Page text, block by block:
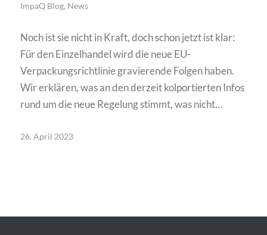
ImpaQ Blog, News
Noch ist sie nicht in Kraft, doch schon jetzt ist klar:
Für den Einzelhandel wird die neue EU-
Verpackungsrichtlinie gravierende Folgen haben.
Wir erklären, was an den derzeit kolportierten Infos
rund um die neue Regelung stimmt, was nicht…
26. April 2023